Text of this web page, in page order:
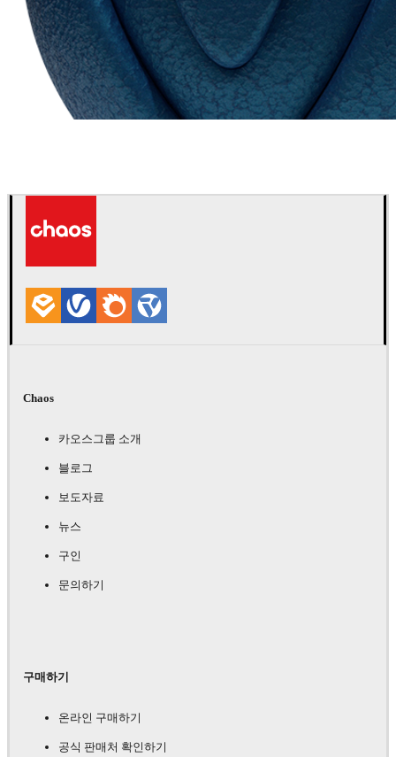
Chaos
카오스그룹 소개
블로그
보도자료
뉴스
구인
문의하기
구매하기
온라인 구매하기
공식 판매처 확인하기